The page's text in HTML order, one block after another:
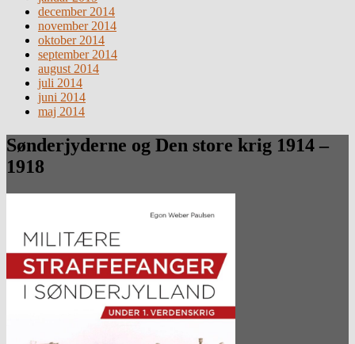
december 2014
november 2014
oktober 2014
september 2014
august 2014
juli 2014
juni 2014
maj 2014
Sønderjyderne og Den store krig 1914 –
1918